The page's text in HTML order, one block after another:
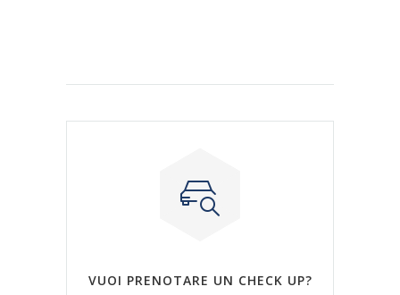
VUOI PRENOTARE UN CHECK UP?